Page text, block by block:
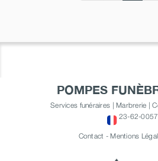
POMPES
Services funéraires | Marbrerie |
23-62-0057
Contact -Mentions